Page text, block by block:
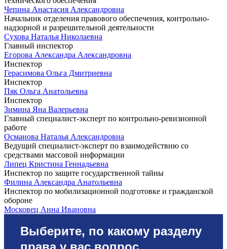
Чепина Анастасия Александровна
Начальник отделения правового обеспечения, контрольно-
надзорной и разрешительной деятельности
Сухова Наталья Николаевна
Главный инспектор
Егорова Александра Александровна
Инспектор
Герасимова Ольга Дмитриевна
Инспектор
Пяк Ольга Анатольевна
Инспектор
Зимина Яна Валерьевна
Главный специалист-эксперт по контрольно-ревизионной
работе
Османова Наталья Александровна
Ведущий специалист-эксперт по взаимодействию со
средствами массовой информации
Липец Кристина Геннадьевна
Инспектор по защите государственной тайны
Филина Александра Анатольевна
Инспектор по мобилизационной подготовке и гражданской
обороне
Московец Анна Ивановна